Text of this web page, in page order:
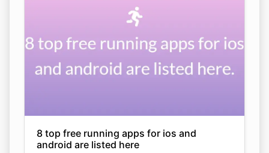
8 top free running apps for ios and
android are listed here